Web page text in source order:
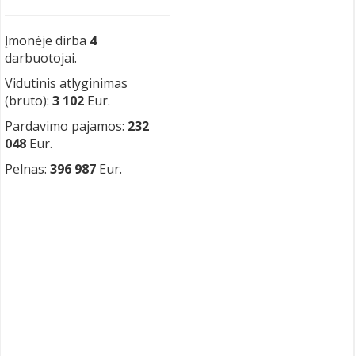
Įmonėje dirba 4
darbuotojai.
Vidutinis atlyginimas
(bruto): 3 102 Eur.
Pardavimo pajamos: 232
048 Eur.
Pelnas: 396 987 Eur.